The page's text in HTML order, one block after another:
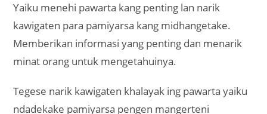
Yaiku menehi pawarta kang penting lan narik
kawigaten para pamiyarsa kang midhangetake.
Memberikan informasi yang penting dan menarik
minat orang untuk mengetahuinya.
Tegese narik kawigaten khalayak ing pawarta yaiku
ndadekake pamiyarsa pengen mangerteni